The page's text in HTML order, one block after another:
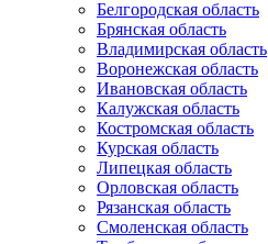
Белгородская область
Брянская область
Владимирская область
Воронежская область
Ивановская область
Калужская область
Костромская область
Курская область
Липецкая область
Орловская область
Рязанская область
Смоленская область